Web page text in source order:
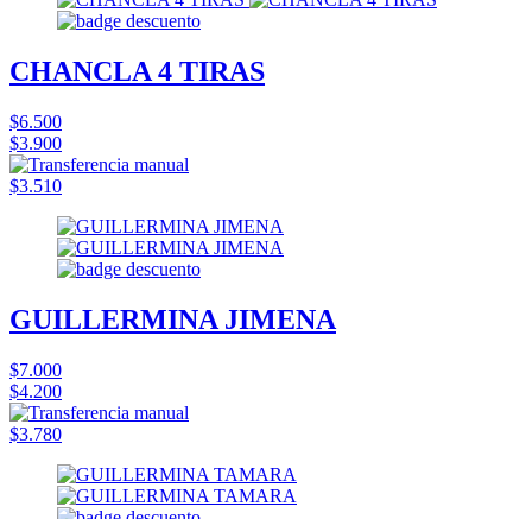
CHANCLA 4 TIRAS
$6.500
$3.900
$3.510
GUILLERMINA JIMENA
$7.000
$4.200
$3.780